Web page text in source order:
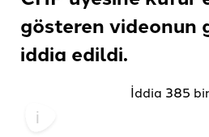
gösteren videonun
iddia edildi.
İddia 385